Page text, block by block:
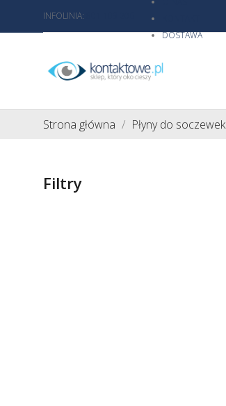
INFOLINIA:
DOSTAWA
Strona główna Płyny do soczewek
Filtry